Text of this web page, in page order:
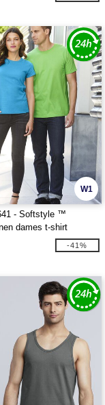
W1
- Softstyle ™
dames t-shirt
-41%